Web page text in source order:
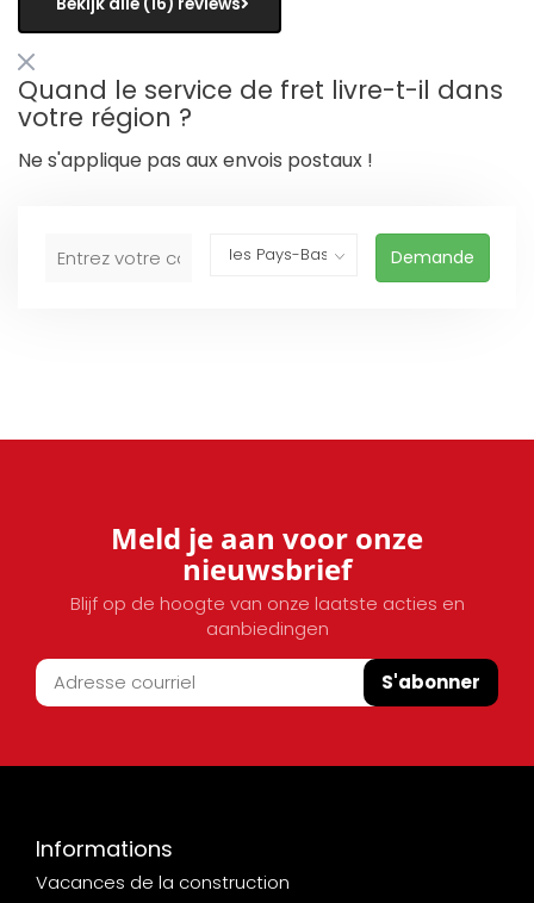
Quand le service de fret livre-t-il dans
votre région ?
Ne s'applique pas aux envois postaux !
Demande
Meld je aan voor onze
nieuwsbrief
Blijf op de hoogte van onze laatste acties en
aanbiedingen
S'abonner
Informations
Vacances de la construction